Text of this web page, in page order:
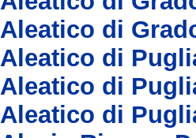
Aleatico di
Aleatico di
Aleatico di
Aleatico di